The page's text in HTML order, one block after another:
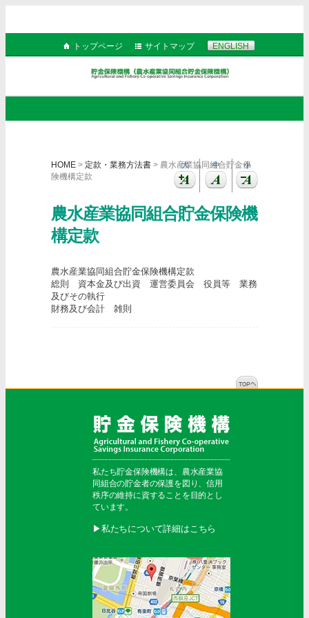
トップページ サイトマップ ENGLISH
HOME > 定款・業務方法書 > 農水産業協同組合貯金保
険機構定款
農水産業協同組合貯金保険機
構定款
農水産業協同組合貯金保険機構定款
総則 資本金及び出資 運営委員会 役員等 業務
及びその執行
財務及び会計 雑則
大 中 小
私たち貯金保険機構は、農水産業協
同組合の貯金者の保護を図り、信用
秩序の維持に資することを目的とし
ています。
▶︎私たちについて詳細はこちら